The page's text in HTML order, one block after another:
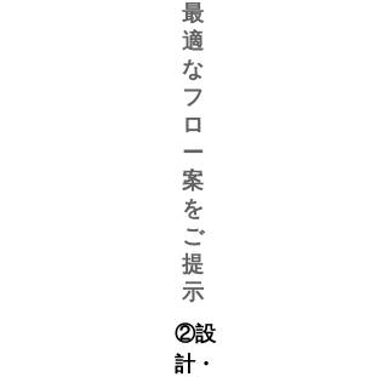
最
適
な
フ
ロ
ー
案
を
ご
提
示
②設
計・